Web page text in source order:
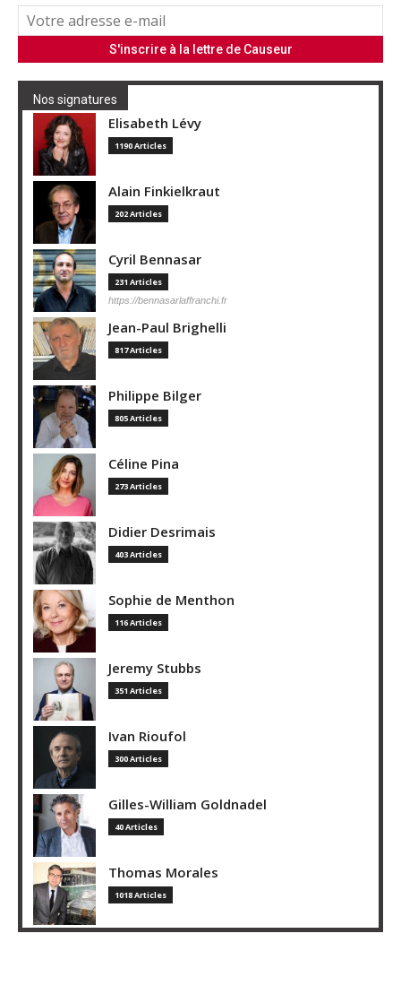
Nos signatures
Elisabeth Lévy
1190 Articles
Alain Finkielkraut
202 Articles
Cyril Bennasar
231 Articles
https://bennasarlaffranchi.fr
Jean-Paul Brighelli
817 Articles
Philippe Bilger
805 Articles
Céline Pina
273 Articles
Didier Desrimais
403 Articles
Sophie de Menthon
116 Articles
Jeremy Stubbs
351 Articles
Ivan Rioufol
300 Articles
Gilles-William Goldnadel
40 Articles
Thomas Morales
1018 Articles